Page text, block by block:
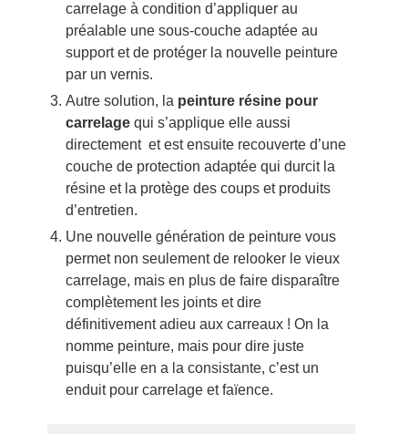
carrelage à condition d’appliquer au
préalable une sous-couche adaptée au
support et de protéger la nouvelle peinture
par un vernis.
Autre solution, la peinture résine pour
carrelagequi s’applique elle aussi
directement et est ensuite recouverte d’une
couche de protection adaptée qui durcit la
résine et la protège des coups et produits
d’entretien.
Une nouvelle génération de peinture vous
permet non seulement de relooker le vieux
carrelage, mais en plus de faire disparaître
complètement les joints et dire
définitivement adieu aux carreaux ! On la
nomme peinture, mais pour dire juste
puisqu’elle en a la consistante, c’est un
enduit pour carrelage et faïence.